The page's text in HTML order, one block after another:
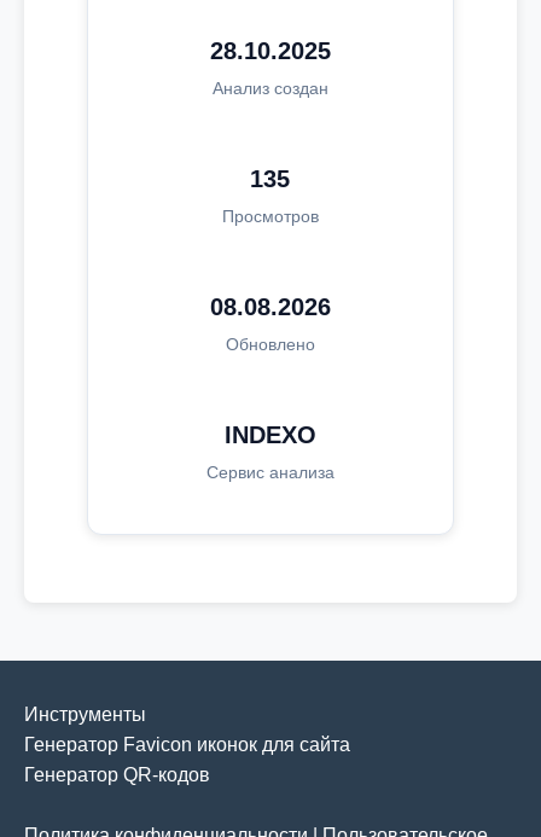
28.10.2025
Анализ создан
135
Просмотров
08.08.2026
Обновлено
INDEXO
Сервис анализа
Инструменты
Генератор Favicon иконок для сайта
Генератор QR-кодов